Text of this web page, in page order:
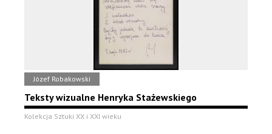
Józef Robakowski
Teksty wizualne Henryka Stażewskiego
Kolekcja Sztuki XX i XXI wieku